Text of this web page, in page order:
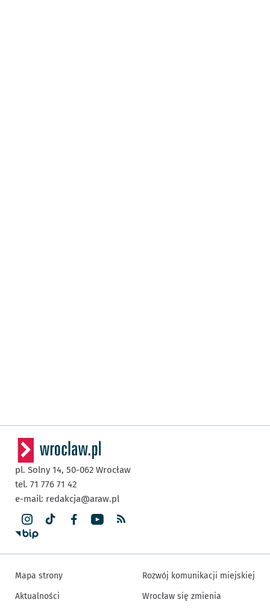
pl. Solny 14, 50-062 Wrocław
tel. 71 776 71 42
e-mail: redakcja@araw.pl
Mapa strony
Aktualności
Rozwój komunikacji miejskiej
Wrocław się zmienia